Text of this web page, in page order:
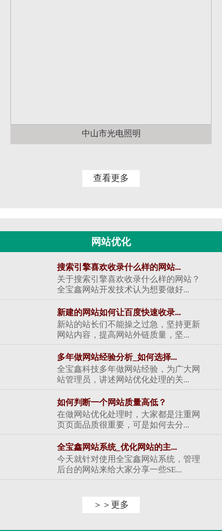
中山市光电照明
查看更多
网站优化
搜索引擎喜欢收录什么样的网站...
关于搜索引擎喜欢收录什么样的网站？
全宝鑫网站开发技术认为想要做好...
新建的网站如何让百度快速收录...
新站的站长们不能操之过急，坚持更新
网站内容，提高网站外链质量，坚...
多年做网站经验分析_如何选择...
全宝鑫科技多年做网站经验，为广大网
站管理员，讲述网站优化处理的关...
如何判断一个网站质量高低？
在做网站优化处理时，大家都是注重网
页页面品质很重要，可是如何去分...
全宝鑫网站系统_优化网站的主...
今天就针对使用全宝鑫网站系统，管理
后台的网站来给大家分享一些SE...
＞＞更多